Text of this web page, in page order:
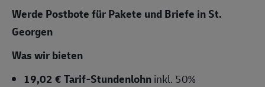
Werde Postbote für Pakete und Briefe in St.
Georgen
Was wir bieten
19,02 € Tarif-Stundenlohninkl. 50%